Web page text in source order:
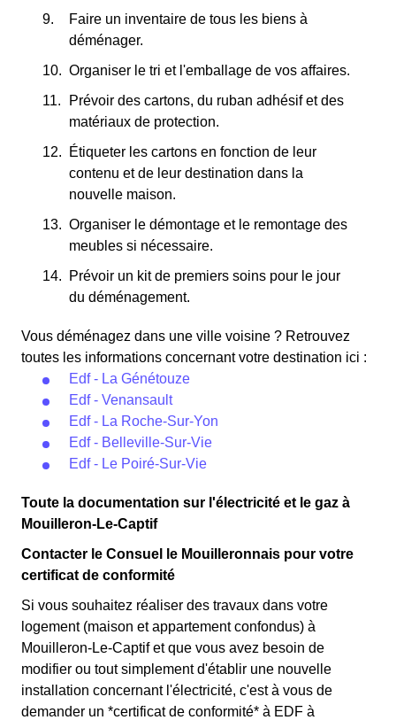
Faire un inventaire de tous les biens à
déménager.
Organiser le tri et l'emballage de vos affaires.
Prévoir des cartons, du ruban adhésif et des
matériaux de protection.
Étiqueter les cartons en fonction de leur
contenu et de leur destination dans la
nouvelle maison.
Organiser le démontage et le remontage des
meubles si nécessaire.
Prévoir un kit de premiers soins pour le jour
du déménagement.
Vous déménagez dans une ville voisine ? Retrouvez
toutes les informations concernant votre destination ici :
Edf - La Génétouze
Edf - Venansault
Edf - La Roche-Sur-Yon
Edf - Belleville-Sur-Vie
Edf - Le Poiré-Sur-Vie
Toute la documentation sur l'électricité et le gaz à
Mouilleron-Le-Captif
Contacter le Consuel le Mouilleronnais pour votre
certificat de conformité
Si vous souhaitez réaliser des travaux dans votre
logement (maison et appartement confondus) à
Mouilleron-Le-Captif et que vous avez besoin de
modifier ou tout simplement d'établir une nouvelle
installation concernant l'électricité, c'est à vous de
demander un *certificat de conformité* à EDF à